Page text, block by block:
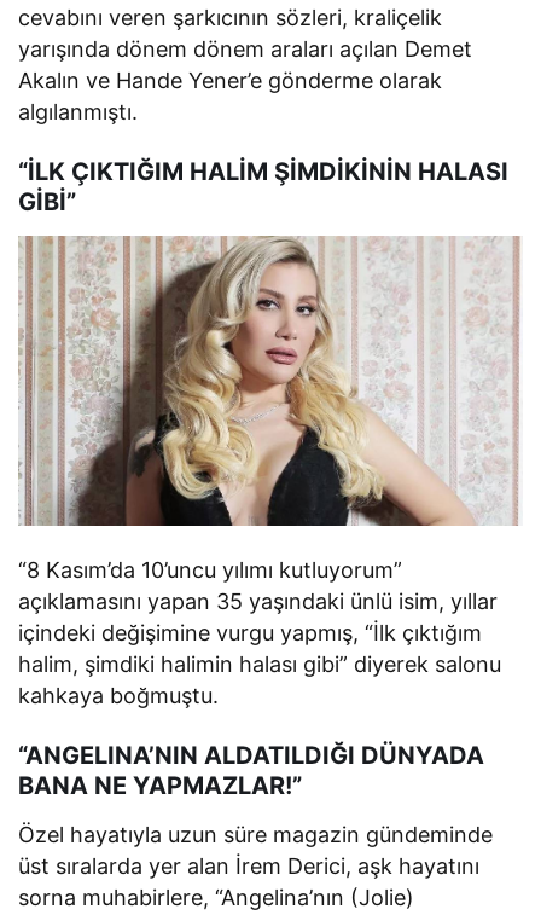
cevabını veren şarkıcının sözleri, kraliçelik
yarışında dönem dönem araları açılan Demet
Akalın ve Hande Yener’e gönderme olarak
algılanmıştı.
“İLK ÇIKTIĞIM HALİM ŞİMDİKİNİN HALASI
GİBİ”
“8 Kasım’da 10’uncu yılımı kutluyorum”
açıklamasını yapan 35 yaşındaki ünlü isim, yıllar
içindeki değişimine vurgu yapmış, “İlk çıktığım
halim, şimdiki halimin halası gibi” diyerek salonu
kahkaya boğmuştu.
“ANGELINA’NIN ALDATILDIĞI DÜNYADA
BANA NE YAPMAZLAR!”
Özel hayatıyla uzun süre magazin gündeminde
üst sıralarda yer alan İrem Derici, aşk hayatını
sorna muhabirlere, “Angelina’nın (Jolie)